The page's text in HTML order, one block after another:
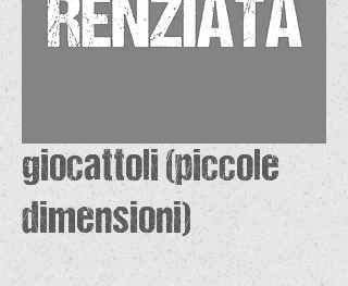
giocattoli (piccole
dimensioni)